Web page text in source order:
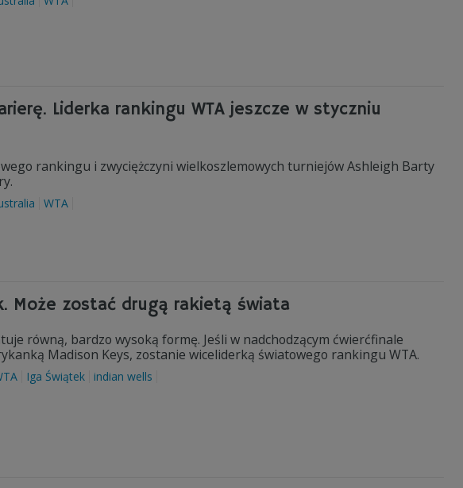
Liderka rankingu WTA jeszcze w styczniu
rankingu i zwyciężczyni wielkoszlemowych turniejów Ashleigh Barty
WTA
Może zostać drugą rakietą świata
równą, bardzo wysoką formę. Jeśli w nadchodzącym ćwierćfinale
Madison Keys, zostanie wiceliderką światowego rankingu WTA.
Iga Świątek indian wells